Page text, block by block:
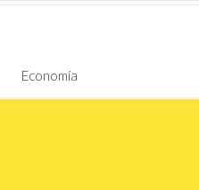
Economía